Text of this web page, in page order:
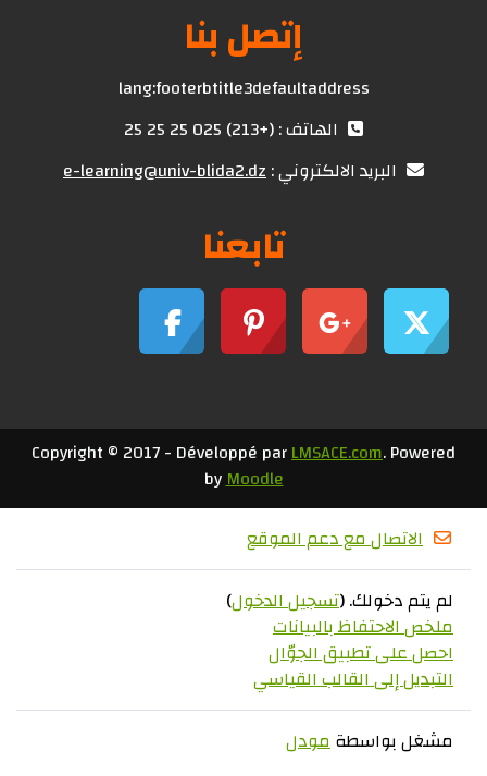
إتصل بنا
lang:footerbtitle3defaultaddress
الهاتف : (+213) 025 25 25 25
البريد الالكتروني :e-learning@univ-blida2.dz
تابعنا
Copyright © 2017 - Développé parLMSACE.com. Powered
byMoodle
الاتصال مع دعم الموقع
لم يتم دخولك. (تسجيل الدخول)
ملخص الاحتفاظ بالبيانات
احصل على تطبيق الجوّال
التبديل إلى القالب القياسي
مشغل بواسطةمودل